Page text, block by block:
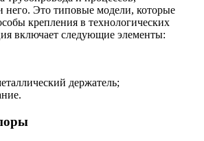
него. Это типовые модели, которые
крепления в технологических
включает следующие элементы:
держатель;